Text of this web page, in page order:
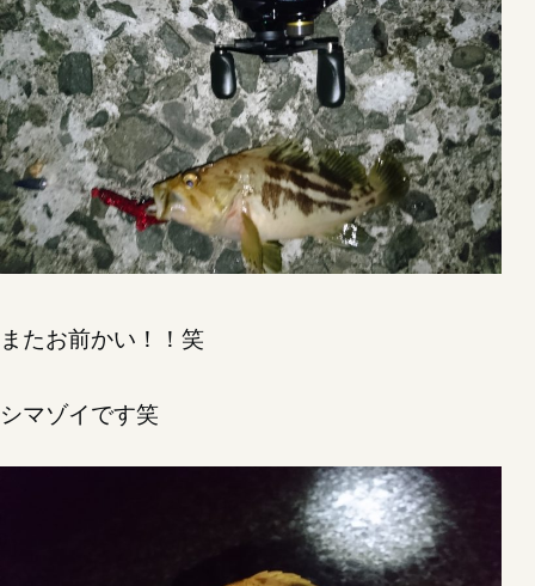
またお前かい！！笑
シマゾイです笑